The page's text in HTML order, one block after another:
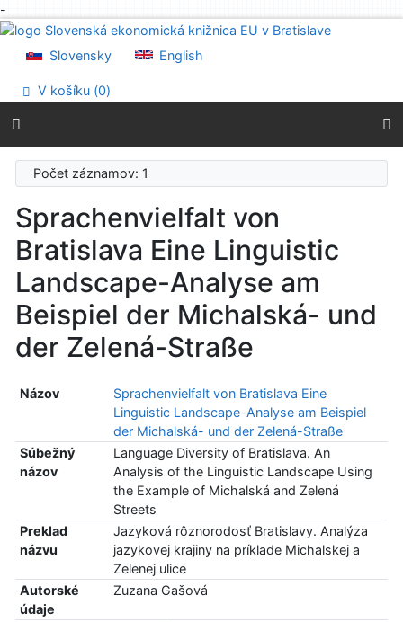
-
Prejsť na obsah
Prehlásenie o webovej prístupnosti
Slovensky English
V košíku (0)
Počet záznamov: 1
Sprachenvielfalt von
Bratislava Eine Linguistic
Landscape-Analyse am
Beispiel der Michalská- und
der Zelená-Straße
Názov
Sprachenvielfalt von Bratislava Eine
Linguistic Landscape-Analyse am Beispiel
der Michalská- und der Zelená-Straße
Súbežný
názov
Language Diversity of Bratislava. An
Analysis of the Linguistic Landscape Using
the Example of Michalská and Zelená
Streets
Preklad
názvu
Jazyková rôznorodosť Bratislavy. Analýza
jazykovej krajiny na príklade Michalskej a
Zelenej ulice
Autorské
údaje
Zuzana Gašová